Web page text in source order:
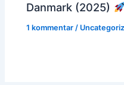
Danmark (2025)
1 kommentar /